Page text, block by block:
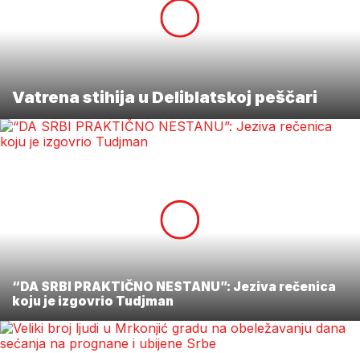
Vatrena stihija u Deliblatskoj peščari
“DA SRBI PRAKTIČNO NESTANU”: Jeziva rečenica
koju je izgovrio Tudjman